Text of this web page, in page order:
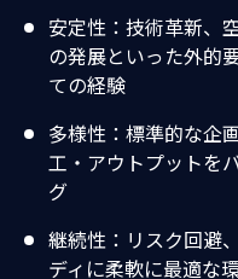
安定性：技術革新、
の発展といった外的
ての経験
多様性：標準的な企
工・アウトプットを
グ
継続性：リスク回避
ディに柔軟に最適な